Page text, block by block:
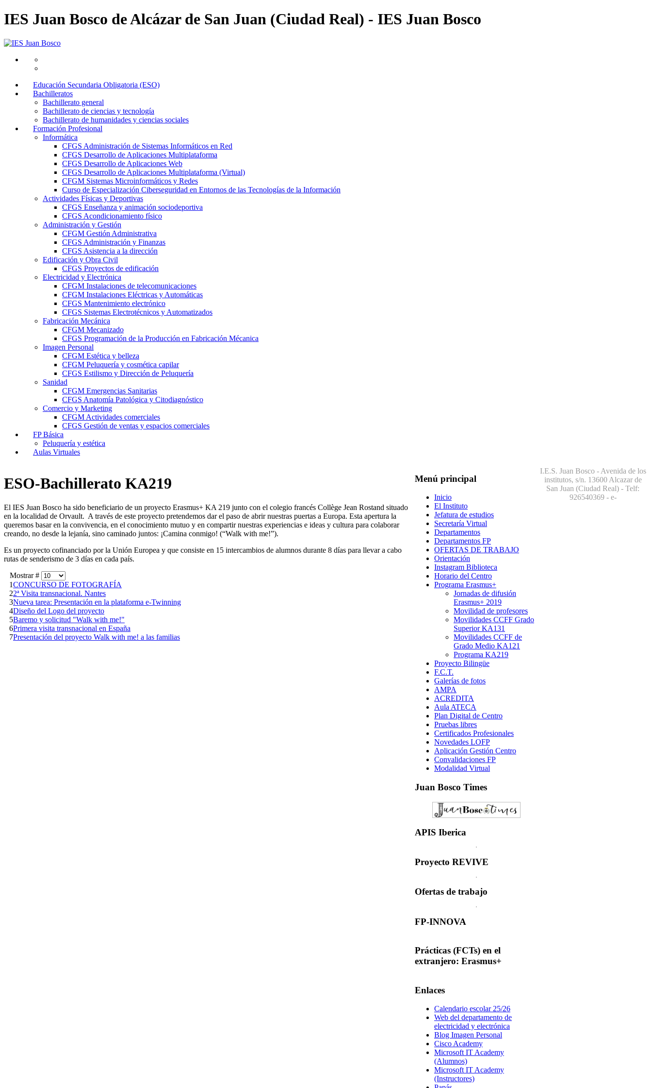
IES Juan Bosco de Alcázar de San Juan (Ciudad Real) - IES Juan Bosco
Educación Secundaria Obligatoria (ESO)
Bachilleratos
Bachillerato general
Bachillerato de ciencias y tecnología
Bachillerato de humanidades y ciencias sociales
Formación Profesional
Informática
CFGS Administración de Sistemas Informáticos en Red
CFGS Desarrollo de Aplicaciones Multiplataforma
CFGS Desarrollo de Aplicaciones Web
CFGS Desarrollo de Aplicaciones Multiplataforma (Virtual)
CFGM Sistemas Microinformáticos y Redes
Curso de Especialización Ciberseguridad en Entornos de las Tecnologías de la Información
Actividades Físicas y Deportivas
CFGS Enseñanza y animación sociodeportiva
CFGS Acondicionamiento físico
Administración y Gestión
CFGM Gestión Administrativa
CFGS Administración y Finanzas
CFGS Asistencia a la dirección
Edificación y Obra Civil
CFGS Proyectos de edificación
Electricidad y Electrónica
CFGM Instalaciones de telecomunicaciones
CFGM Instalaciones Eléctricas y Automáticas
CFGS Mantenimiento electrónico
CFGS Sistemas Electrotécnicos y Automatizados
Fabricación Mecánica
CFGM Mecanizado
CFGS Programación de la Producción en Fabricación Mécanica
Imagen Personal
CFGM Estética y belleza
CFGM Peluquería y cosmética capilar
CFGS Estilismo y Dirección de Peluquería
Sanidad
CFGM Emergencias Sanitarias
CFGS Anatomía Patológica y Citodiagnóstico
Comercio y Marketing
CFGM Actividades comerciales
CFGS Gestión de ventas y espacios comerciales
FP Básica
Peluquería y estética
Aulas Virtuales
ESO-Bachillerato KA219
El IES Juan Bosco ha sido beneficiario de un proyecto Erasmus+ KA 219 junto con el colegio francés Collège Jean Rostand situado
en la localidad de Orvault. A través de este proyecto pretendemos dar el paso de abrir nuestras puertas a Europa. Esta apertura la
queremos basar en la convivencia, en el conocimiento mutuo y en compartir nuestras experiencias e ideas y cultura para colaborar
creando, no desde la lejanía, sino caminado juntos: ¡Camina conmigo! (“Walk with me!”).
Es un proyecto cofinanciado por la Unión Europea y que consiste en 15 intercambios de alumnos durante 8 días para llevar a cabo
rutas de senderismo de 3 días en cada país.
Mostrar #
1CONCURSO DE FOTOGRAFÍA
22ª Visita transnacional. Nantes
3Nueva tarea: Presentación en la plataforma e-Twinning
4Diseño del Logo del proyecto
5Baremo y solicitud "Walk with me!"
6Primera visita transnacional en España
7Presentación del proyecto Walk with me! a las familias
Menú principal
Inicio
El Instituto
Jefatura de estudios
Secretaría Virtual
Departamentos
Departamentos FP
OFERTAS DE TRABAJO
Orientación
Instagram Biblioteca
Horario del Centro
Programa Erasmus+
Jornadas de difusión
Erasmus+ 2019
Movilidad de profesores
Movilidades CCFF Grado
Superior KA131
Movilidades CCFF de
Grado Medio KA121
Programa KA219
Proyecto Bilingüe
F.C.T.
Galerías de fotos
AMPA
ACREDITA
Aula ATECA
Plan Digital de Centro
Pruebas libres
Certificados Profesionales
Novedades LOFP
Aplicación Gestión Centro
Convalidaciones FP
Modalidad Virtual
Juan Bosco Times
APIS Iberica
Proyecto REVIVE
Ofertas de trabajo
FP-INNOVA
Prácticas (FCTs) en el
extranjero: Erasmus+
Enlaces
Calendario escolar 25/26
Web del departamento de
electricidad y electrónica
Blog Imagen Personal
Cisco Academy
Microsoft IT Academy
(Alumnos)
Microsoft IT Academy
(Instructores)
I.E.S. Juan Bosco - Avenida de los
institutos, s/n. 13600 Alcazar de
San Juan (Ciudad Real) - Telf:
926540369- e-